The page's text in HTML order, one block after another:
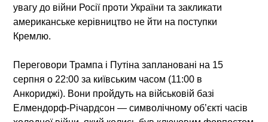
увагу до війни Росії проти України та закликати
американське керівництво не йти на поступки
Кремлю.
Переговори Трампа і Путіна заплановані на 15
серпня о 22:00 за київським часом (11:00 в
Анкориджі). Вони пройдуть на військовій базі
Елмендорф-Річардсон — символічному об’єкті часів